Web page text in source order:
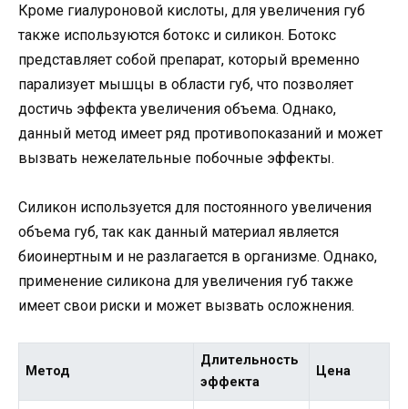
Кроме гиалуроновой кислоты, для увеличения губ
также используются ботокс и силикон. Ботокс
представляет собой препарат, который временно
парализует мышцы в области губ, что позволяет
достичь эффекта увеличения объема. Однако,
данный метод имеет ряд противопоказаний и может
вызвать нежелательные побочные эффекты.
Силикон используется для постоянного увеличения
объема губ, так как данный материал является
биоинертным и не разлагается в организме. Однако,
применение силикона для увеличения губ также
имеет свои риски и может вызвать осложнения.
Метод
Длительность
эффекта
Цена